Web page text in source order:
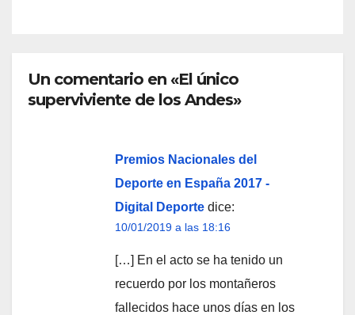
Un comentario en «El único
superviviente de los Andes»
Premios Nacionales del
Deporte en España 2017 -
Digital Deporte dice:
10/01/2019 a las 18:16
[…] En el acto se ha tenido un
recuerdo por los montañeros
fallecidos hace unos días en los